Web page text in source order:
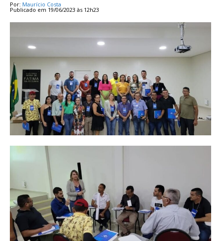
Por: Maurício Costa
Publicado em 19/06/2023 às 12h23